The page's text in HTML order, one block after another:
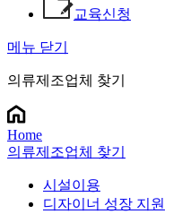
교육신청
메뉴 닫기
의류제조업체 찾기
Home
의류제조업체 찾기
시설이용
디자이너 성장 지원